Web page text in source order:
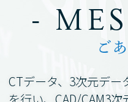
-
ご
CTデータ、3次元デ